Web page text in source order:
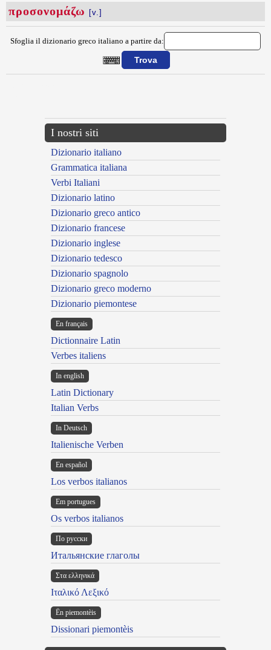
προσονομάζω [v.]
Sfoglia il dizionario greco italiano a partire da:
I nostri siti
Dizionario italiano
Grammatica italiana
Verbi Italiani
Dizionario latino
Dizionario greco antico
Dizionario francese
Dizionario inglese
Dizionario tedesco
Dizionario spagnolo
Dizionario greco moderno
Dizionario piemontese
En français
Dictionnaire Latin
Verbes italiens
In english
Latin Dictionary
Italian Verbs
In Deutsch
Italienische Verben
En español
Los verbos italianos
Em portugues
Os verbos italianos
По русски
Итальянские глаголы
Στα ελληνικά
Ιταλικό Λεξικό
Ën piemontèis
Dissionari piemontèis